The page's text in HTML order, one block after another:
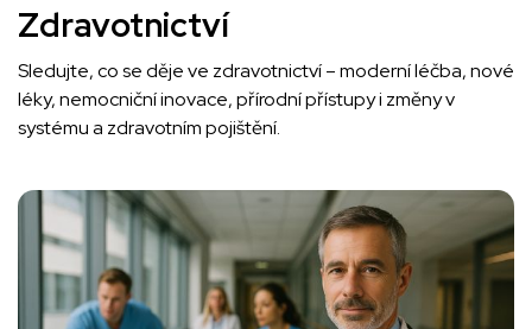
Zdravotnictví
Sledujte, co se děje ve zdravotnictví – moderní léčba, nové
léky, nemocniční inovace, přírodní přístupy i změny v
systému a zdravotním pojištění.